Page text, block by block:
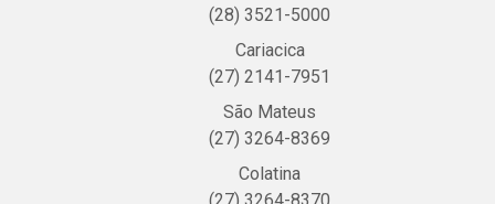
(28) 3521-5000
Cariacica
(27) 2141-7951
São Mateus
(27) 3264-8369
Colatina